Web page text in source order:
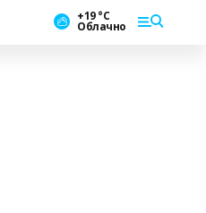
+19 °С
Облачно